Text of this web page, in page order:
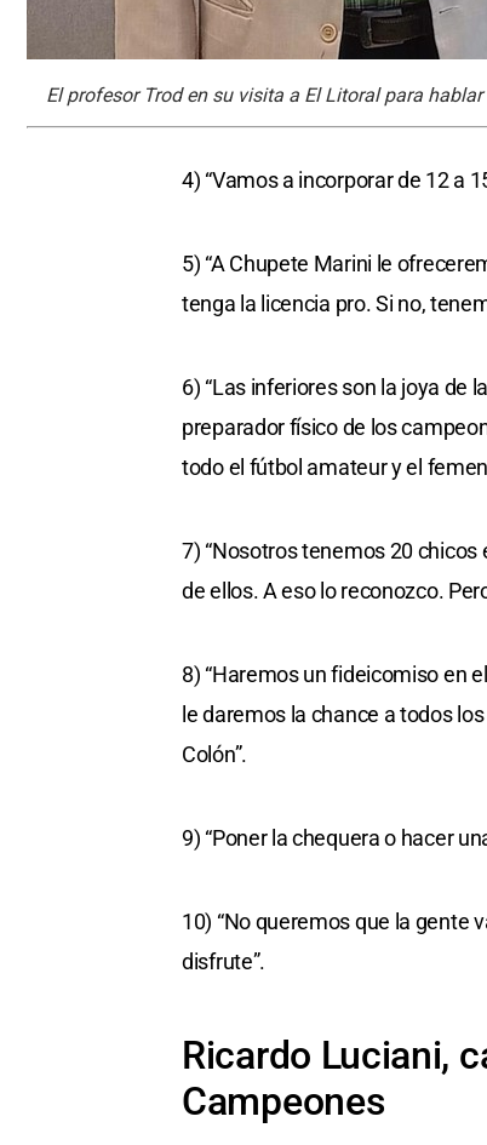
El profesor Trod en su visita a El Litoral para
4) “Vamos a incorporar de 12 a
5) “A Chupete Marini le
tenga la licencia pro. Si no,
6) “Las inferiores son la joya de
preparador físico de los
todo el fútbol amateur y el
7) “Nosotros tenemos 20
de ellos. A eso lo reconozco.
8) “Haremos un fideicomiso en
le daremos la chance a todos
Colón”.
9) “Poner la chequera o hacer
10) “No queremos que la gente
disfrute”.
Ricardo Luciani,
Campeones